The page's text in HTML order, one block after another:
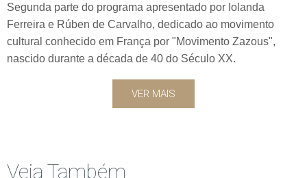
Segunda parte do programa apresentado por Iolanda
Ferreira e Rúben de Carvalho, dedicado ao movimento
cultural conhecido em França por "Movimento Zazous",
nascido durante a década de 40 do Século XX.
VER MAIS
Veja Também